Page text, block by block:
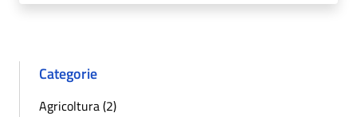
Categorie
Agricoltura (2)